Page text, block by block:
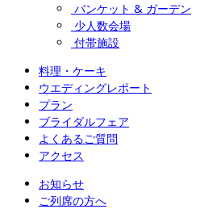
バンケット & ガーデン
少人数会場
付帯施設
料理・ケーキ
ウエディングレポート
プラン
ブライダルフェア
よくあるご質問
アクセス
お知らせ
ご列席の方へ